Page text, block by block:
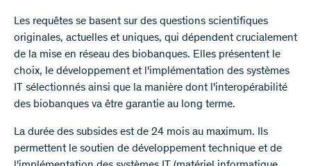
Les requêtes se basent sur des questions scientifiques
originales, actuelles et uniques, qui dépendent crucialement
de la mise en réseau des biobanques. Elles présentent le
choix, le développement et l'implémentation des systèmes
IT sélectionnés ainsi que la manière dont l'interopérabilité
des biobanques va être garantie au long terme.
La durée des subsides est de 24 mois au maximum. Ils
permettent le soutien de développement technique et de